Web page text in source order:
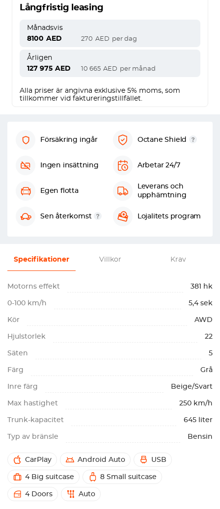
Långfristig leasing
Månadsvis
8100 AED 270 AED per dag
Årligen
127 975 AED 10 665 AED per månad
Alla priser är angivna exklusive 5% moms, som
tillkommer vid faktureringstillfället.
Försäkring ingår Octane Shield
Ingen insättning Arbetar 24/7
Egen flotta
Leverans och
upphämtning
Sen återkomst Lojalitets program
Specifikationer Villkor Krav
Motorns effekt 381 hk
0-100 km/h 5,4 sek
Kör AWD
Hjulstorlek 22
Säten 5
Färg Grå
Inre färg Beige/Svart
Max hastighet 250 km/h
Trunk-kapacitet 645 liter
Typ av bränsle Bensin
CarPlay Android Auto USB
4 Big suitcase 8 Small suitcase
4 Doors Auto